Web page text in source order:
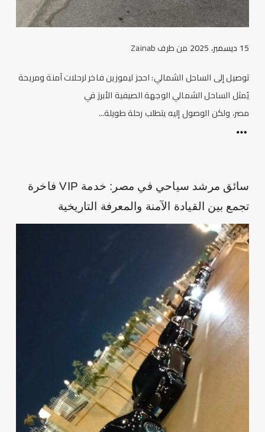
15 ديسمبر، 2025 من طرفZainab
توصيل إلى الساحل الشمالي: احجز ليموزين فاخر لرحلات آمنة ومريحة
يُمثل الساحل الشمالي الوجهة الصيفية الأبرز في
مصر، ولكن الوصول إليه يتطلب رحلة طويلة...
سائق مرشد سياحي في مصر: خدمة VIP فاخرة
تجمع بين القيادة الآمنة والمعرفة التاريخية